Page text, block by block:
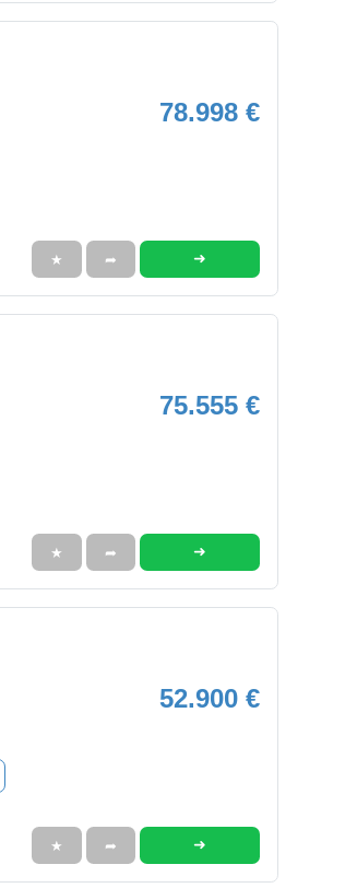
78.998 €
★ ➦ ➜
75.555 €
★ ➦ ➜
52.900 €
★ ➦ ➜